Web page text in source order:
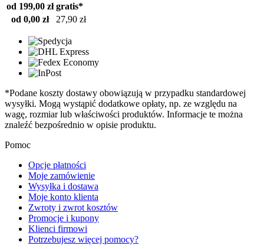
od 199,00 zł gratis*
od 0,00 zł
27,90 zł
*Podane koszty dostawy obowiązują w przypadku standardowej
wysyłki. Mogą wystąpić dodatkowe opłaty, np. ze względu na
wagę, rozmiar lub właściwości produktów. Informacje te można
znaleźć bezpośrednio w opisie produktu.
Pomoc
Opcje płatności
Moje zamówienie
Wysyłka i dostawa
Moje konto klienta
Zwroty i zwrot kosztów
Promocje i kupony
Klienci firmowi
Potrzebujesz więcej pomocy?